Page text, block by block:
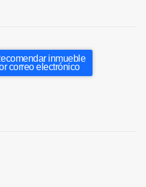
inmueble
correo electrónico